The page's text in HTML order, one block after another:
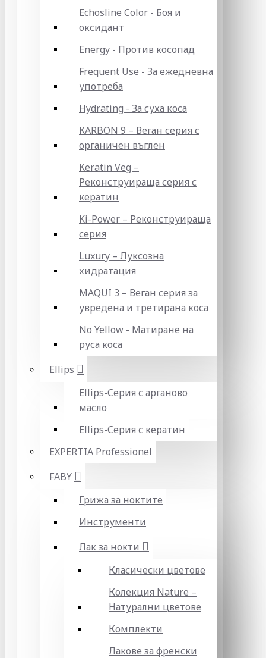
Echosline Color - Боя и
оксидант
Energy - Против косопад
Frequent Use - За ежедневна
употреба
Hydrating - За суха коса
KARBON 9 – Веган серия с
органичен въглен
Keratin Veg –
Реконструираща серия с
кератин
Ki-Power – Реконструираща
серия
Luxury – Луксозна
хидратация
MAQUI 3 – Веган серия за
увредена и третирана коса
No Yellow - Матиране на
руса коса
Ellips
Ellips-Серия с арганово
масло
Ellips-Серия с кератин
EXPERTIA Professionel
FABY
Грижа за ноктите
Инструменти
Лак за нокти
Класически цветове
Колекция Nature –
Натурални цветове
Комплекти
Лакове за френски